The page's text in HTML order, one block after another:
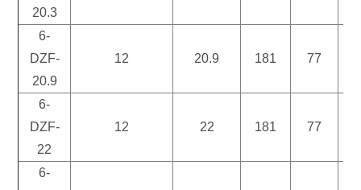
20.3
6-
DZF-
20.9
12 20.9 181 77
6-
DZF-
22
12 22 181 77
6-